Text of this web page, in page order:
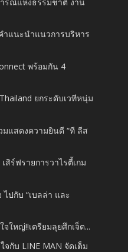
ำแนะนำแนวการบริหาร
พร้อมกัน 4
ยกระดับเวทีหนุ่ม
มแสดงความยินดี “ที ลีส
สิร์ฟรายการวาไรตี้เกม
ปกับ “เบลล่า และ
จใหญ่!!เตรียมลุยศึกเจ็ต...
จกับ LINE MAN จัดเต็ม